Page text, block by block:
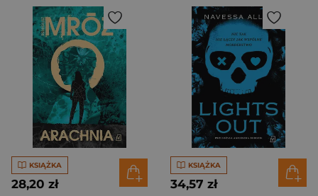
KSIĄŻKA
28,20 zł
KSIĄŻKA
34,57 zł